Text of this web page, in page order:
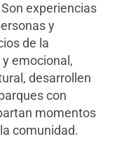
experiencias
y
de la
emocional,
desarrollen
con
momentos
comunidad.